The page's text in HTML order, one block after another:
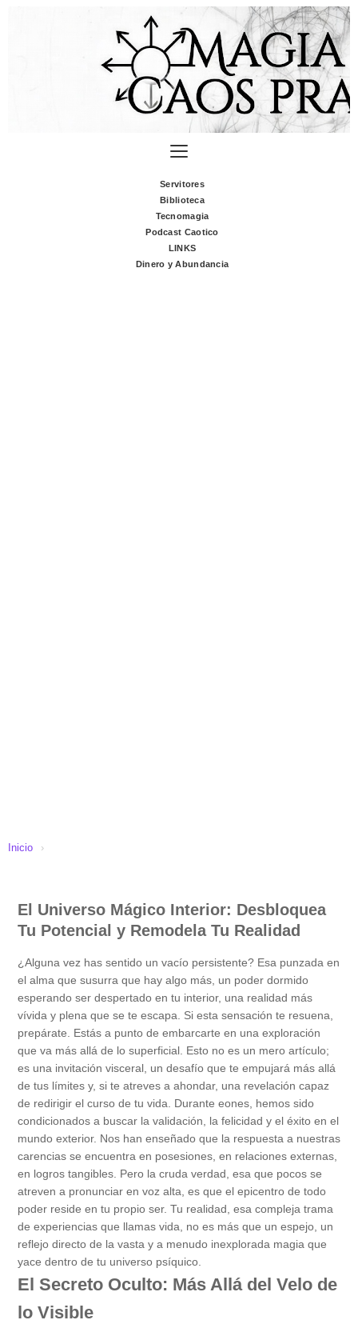
Servitores
Biblioteca
Tecnomagia
Podcast Caotico
LINKS
Dinero y Abundancia
Inicio ›
El Universo Mágico Interior: Desbloquea
Tu Potencial y Remodela Tu Realidad
¿Alguna vez has sentido un vacío persistente? Esa punzada en
el alma que susurra que hay algo más, un poder dormido
esperando ser despertado en tu interior, una realidad más
vívida y plena que se te escapa. Si esta sensación te resuena,
prepárate. Estás a punto de embarcarte en una exploración
que va más allá de lo superficial. Esto no es un mero artículo;
es una invitación visceral, un desafío que te empujará más allá
de tus límites y, si te atreves a ahondar, una revelación capaz
de redirigir el curso de tu vida. Durante eones, hemos sido
condicionados a buscar la validación, la felicidad y el éxito en el
mundo exterior. Nos han enseñado que la respuesta a nuestras
carencias se encuentra en posesiones, en relaciones externas,
en logros tangibles. Pero la cruda verdad, esa que pocos se
atreven a pronunciar en voz alta, es que el epicentro de todo
poder reside en tu propio ser. Tu realidad, esa compleja trama
de experiencias que llamas vida, no es más que un espejo, un
reflejo directo de la vasta y a menudo inexplorada magia que
yace dentro de tu universo psíquico.
El Secreto Oculto: Más Allá del Velo de
lo Visible